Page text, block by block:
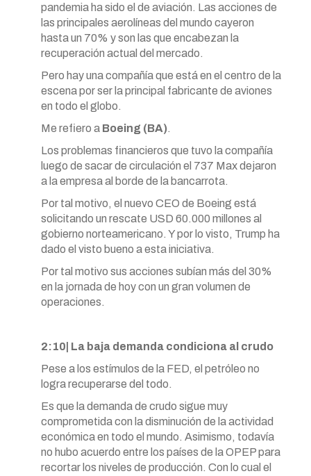
pandemia ha sido el de aviación. Las acciones de
las principales aerolíneas del mundo cayeron
hasta un 70% y son las que encabezan la
recuperación actual del mercado.
Pero hay una compañía que está en el centro de la
escena por ser la principal fabricante de aviones
en todo el globo.
Me refiero a Boeing (BA).
Los problemas financieros que tuvo la compañía
luego de sacar de circulación el 737 Max dejaron
a la empresa al borde de la bancarrota.
Por tal motivo, el nuevo CEO de Boeing está
solicitando un rescate USD 60.000 millones al
gobierno norteamericano. Y por lo visto, Trump ha
dado el visto bueno a esta iniciativa.
Por tal motivo sus acciones subían más del 30%
en la jornada de hoy con un gran volumen de
operaciones.
2:10| La baja demanda condiciona al crudo
Pese a los estímulos de la FED, el petróleo no
logra recuperarse del todo.
Es que la demanda de crudo sigue muy
comprometida con la disminución de la actividad
económica en todo el mundo. Asimismo, todavía
no hubo acuerdo entre los países de la OPEP para
recortar los niveles de producción. Con lo cual el